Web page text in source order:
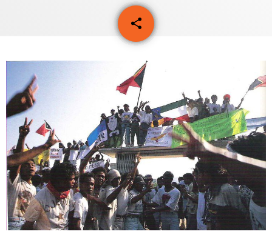
EVENTU SIRA
KONTAKTU SIRA
TÉTUM keyboard_arrow_down
TÉTUM
PORTUGUÊS
PRÓXIMOS PROGRAMAS
Bom dia RAFA
7:00 AM - 10:00 AM
share
email